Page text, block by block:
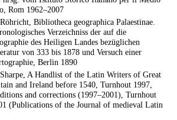
Rom 1962–2007
Bibliotheca geographica Palaestinae.
Verzeichniss der auf die
des Heiligen Landes bezüglichen
von 333 bis 1878 und Versuch einer
Berlin 1890
A Handlist of the Latin Writers of Great
and Ireland before 1540, Turnhout 1997,
and corrections (1997–2001), Turnhout
(Publications of the Journal of medieval Latin